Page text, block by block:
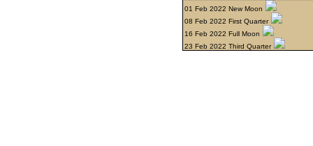
01 Feb 2022 New Moon
08 Feb 2022 First Quarter
16 Feb 2022 Full Moon
23 Feb 2022 Third Quarter